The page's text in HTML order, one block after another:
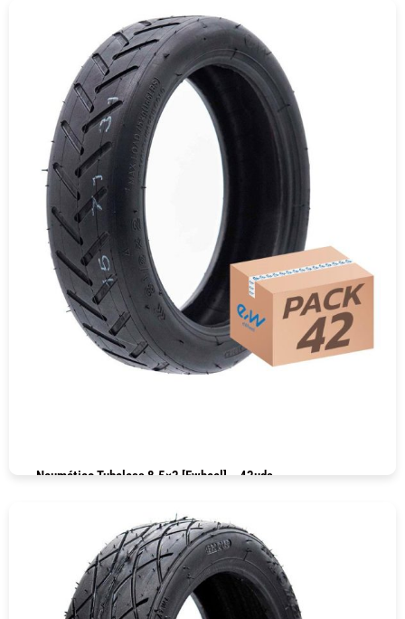
Neumático Tubeless 8.5×2 [Ewheel] – 42uds